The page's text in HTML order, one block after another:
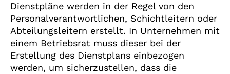
Dienstpläne werden in der Regel von den
Personalverantwortlichen, Schichtleitern oder
Abteilungsleitern erstellt. In Unternehmen mit
einem Betriebsrat muss dieser bei der
Erstellung des Dienstplans einbezogen
werden, um sicherzustellen, dass die